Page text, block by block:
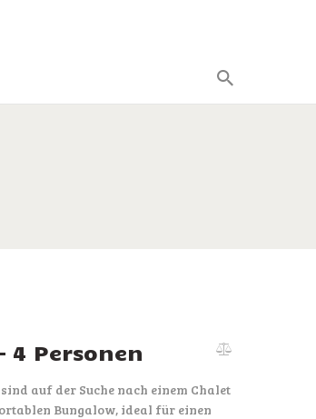
4 Personen
auf der Suche nach einem Chalet
Bungalow, ideal für einen